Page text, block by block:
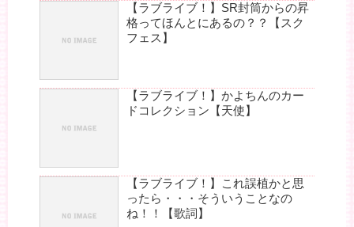
【ラブライブ！】SR封筒からの昇
格ってほんとにあるの？？【スク
フェス】
【ラブライブ！】かよちんのカー
ドコレクション【天使】
【ラブライブ！】これ誤植かと思
ったら・・・そういうことなの
ね！！【歌詞】